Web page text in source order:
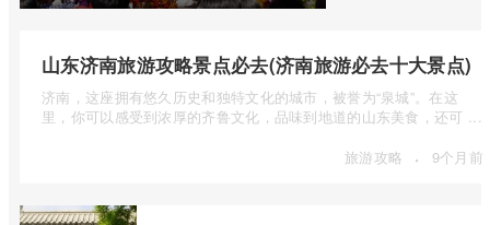
山东济南旅游攻略景点必去(济南旅游必去十大景点)
济南，这座拥有悠久历史和独特文化的城市，被誉为“泉城”。在这
里，你可以感受到浓厚的齐鲁文化，品味到地道的山东美食，还可 ...
旅游攻略
· 9个月前